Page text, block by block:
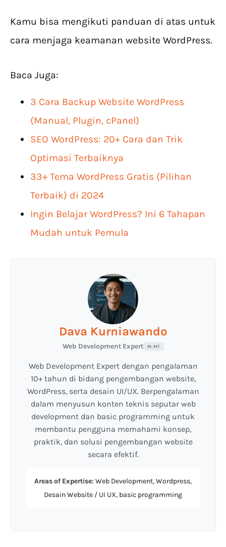
Kamu bisa mengikuti panduan di atas untuk
cara menjaga keamanan website WordPress.
Baca Juga:
3 Cara Backup Website WordPress
(Manual, Plugin, cPanel)
SEO WordPress: 20+ Cara dan Trik
Optimasi Terbaiknya
33+ Tema WordPress Gratis (Pilihan
Terbaik) di 2024
Ingin Belajar WordPress? Ini 6 Tahapan
Mudah untuk Pemula
Dava Kurniawando
Web Development Expert M. MT
Web Development Expert dengan pengalaman
10+ tahun di bidang pengembangan website,
WordPress, serta desain UI/UX. Berpengalaman
dalam menyusun konten teknis seputar web
development dan basic programming untuk
membantu pengguna memahami konsep,
praktik, dan solusi pengembangan website
secara efektif.
Areas of Expertise: Web Development, Wordpress,
Desain Website / UI UX, basic programming